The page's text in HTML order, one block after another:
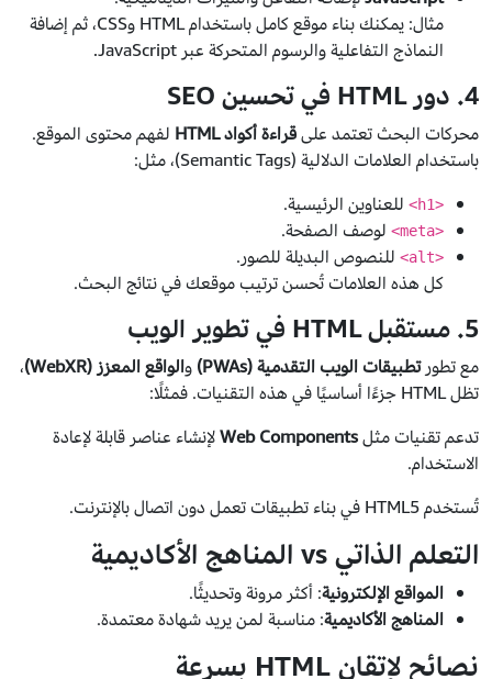
مثال: يمكنك بناء موقع كامل باستخدام HTML وCSS، ثم إضافة
النماذج التفاعلية والرسوم المتحركة عبر JavaScript.
4. دور HTML في تحسين SEO
محركات البحث تعتمد علىقراءة أكواد HTML
لفهم محتوى الموقع.
باستخدام العلامات الدلالية (Semantic Tags)، مثل:
<h1> للعناوين الرئيسية.
<meta> لوصف الصفحة.
<alt>
للنصوص البديلة للصور.
كل هذه العلامات تُحسن ترتيب موقعك في نتائج البحث.
5. مستقبل HTML في تطوير الويب
مع تطورتطبيقات الويب التقدمية (PWAs) والواقع المعزز (WebXR)
،
تظل HTML جزءًا أساسيًا في هذه التقنيات. فمثلًا:
تدعم تقنيات مثلWeb Componentsلإنشاء عناصر قابلة لإعادة
الاستخدام.
تُستخدم HTML5 في بناء تطبيقات تعمل دون اتصال بالإنترنت.
التعلم الذاتي vs المناهج الأكاديمية
المواقع الإلكترونية: أكثر مرونة وتحديثًا.
المناهج الأكاديمية: مناسبة لمن يريد شهادة معتمدة.
نصائح لإتقان HTML بسرعة